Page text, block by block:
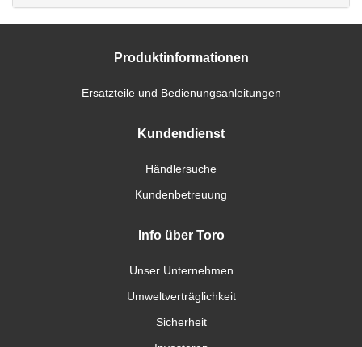
Produktinformationen
Ersatzteile und Bedienungsanleitungen
Kundendienst
Händlersuche
Kundenbetreuung
Info über Toro
Unser Unternehmen
Umweltverträglichkeit
Sicherheit